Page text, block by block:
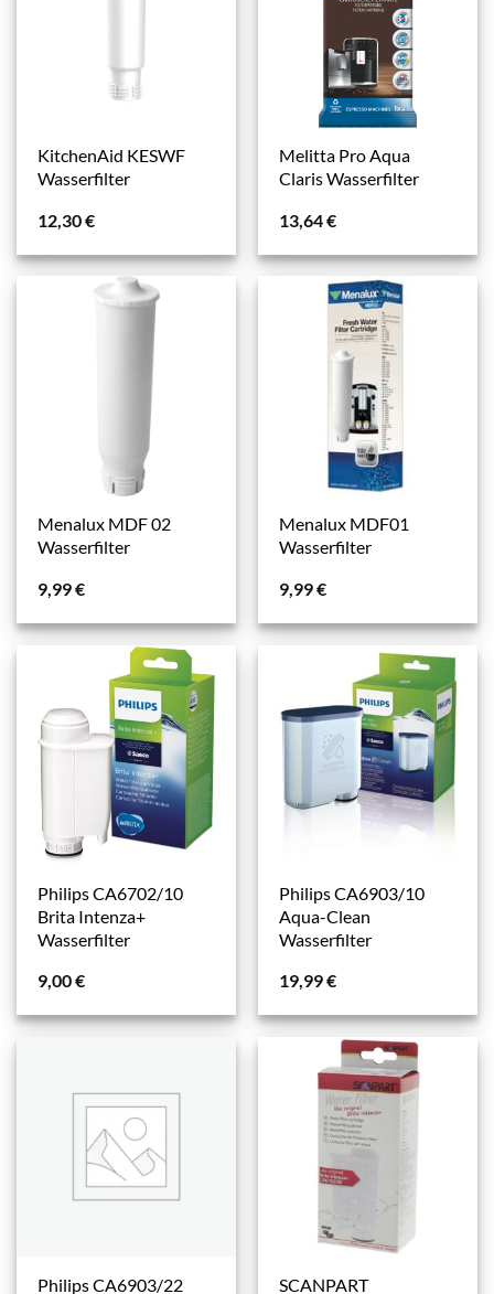
KitchenAid KESWF
Wasserfilter
12,30€
Melitta Pro Aqua
Claris Wasserfilter
13,64€
Menalux MDF 02
Wasserfilter
9,99€
Menalux MDF01
Wasserfilter
9,99€
Philips CA6702/10
Brita Intenza+
Wasserfilter
9,00€
Philips CA6903/10
Aqua-Clean
Wasserfilter
19,99€
Philips CA6903/22 SCANPART